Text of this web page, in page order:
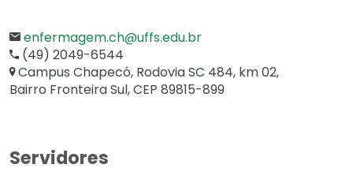
enfermagem.ch@uffs.edu.br
(49) 2049-6544
Campus Chapecó, Rodovia SC 484, km 02,
Bairro Fronteira Sul, CEP 89815-899
Servidores